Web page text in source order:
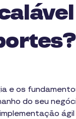
e os
do seu